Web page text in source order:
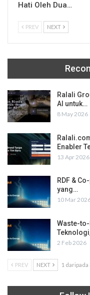
Hati Oleh Dua…
PREV NEXT
Ralali
AI untuk…
8 May 2026
Enabler
13 Apr 2026
RDF &
yang…
10 Mar
Waste-
2 Feb 2026
PREV NEXT 1 daripada